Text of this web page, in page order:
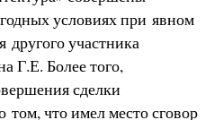
условиях при явном
другого участника
Г.Е. Более того,
сделки
том, что имел место сговор